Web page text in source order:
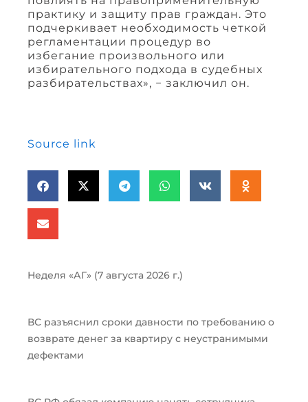
практику и защиту прав граждан. Это
подчеркивает необходимость четкой
регламентации процедур во
избегание произвольного или
избирательного подхода в судебных
разбирательствах», − заключил он.
Source link
Неделя «АГ» (7 августа 2026 г.)
ВС разъяснил сроки давности по требованию о
возврате денег за квартиру с неустранимыми
дефектами